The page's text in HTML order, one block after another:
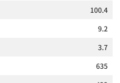
100.4
9.2
3.7
635